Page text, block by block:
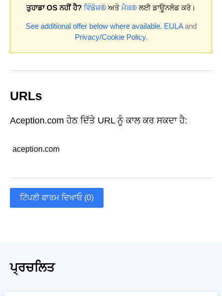
ਤੁਹਾਡਾ OS ਨਹੀਂ ਹੈ? ਵਿੰਡੋਜ਼® ਅਤੇ ਮੈਕ® ਲਈ ਡਾਊਨਲੋਡ ਕਰੋ।
See additional offer below where available. EULAand
Privacy/Cookie Policy.
URLs
Aception.com ਹੇਠ ਦਿੱਤੇ URL ਨੂੰ ਕਾਲ ਕਰ ਸਕਦਾ ਹੈ:
aception.com
ਟਿੱਪਣੀ ਫਾਰਮ ਦਿਖਾਓ (0)
ਪ੍ਰਚਲਿਤ